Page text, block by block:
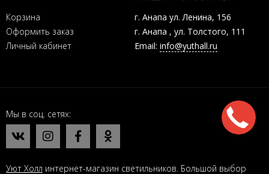
Корзина
Оформить заказ
Личный кабинет
г. Анапа ул. Ленина, 156
г. Анапа , ул. Толстого, 111
Email: info@yuthall.ru
Мы в соц. сетях
Уют Холл интернет-магазин светильников. Большой выбор